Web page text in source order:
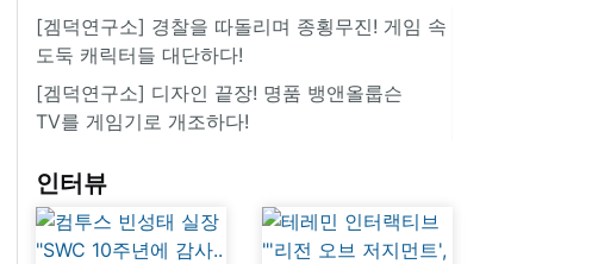
[겜덕연구소] 경찰을 따돌리며 종횡무진! 게임 속
도둑 캐릭터들 대단하다!
[겜덕연구소] 디자인 끝장! 명품 뱅앤올룹슨
TV를 게임기로 개조하다!
인터뷰